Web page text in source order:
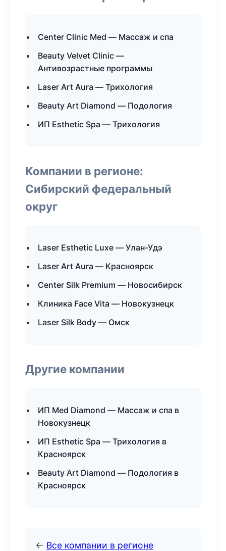
Center Clinic Med — Массаж и спа
Beauty Velvet Clinic —
Антивозрастные программы
Laser Art Aura — Трихология
Beauty Art Diamond — Подология
ИП Esthetic Spa — Трихология
Компании в регионе:
Сибирский федеральный
округ
Laser Esthetic Luxe — Улан-Удэ
Laser Art Aura — Красноярск
Center Silk Premium — Новосибирск
Клиника Face Vita — Новокузнецк
Laser Silk Body — Омск
Другие компании
ИП Med Diamond — Массаж и спа в
Новокузнецк
ИП Esthetic Spa — Трихология в
Красноярск
Beauty Art Diamond — Подология в
Красноярск
← Все компании в регионе